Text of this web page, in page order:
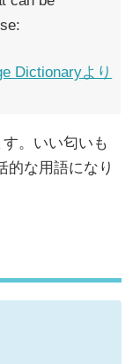
Dictionaryより
。いい匂いも
的な用語になり